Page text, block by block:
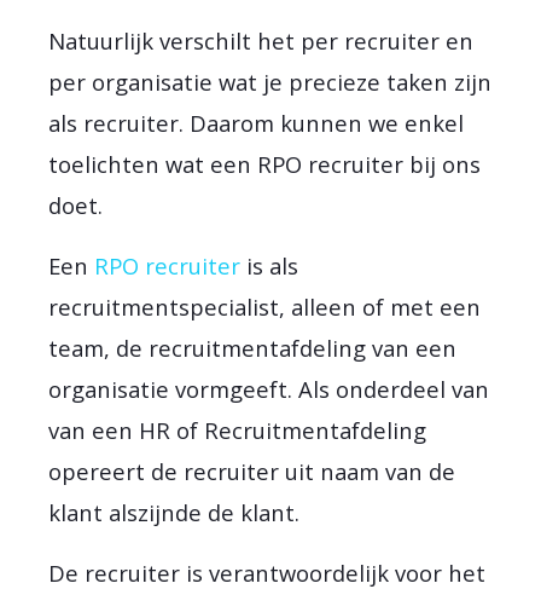
Natuurlijk verschilt het per recruiter en
per organisatie wat je precieze taken zijn
als recruiter. Daarom kunnen we enkel
toelichten wat een RPO recruiter bij ons
doet.
Een RPO recruiter is als
recruitmentspecialist, alleen of met een
team, de recruitmentafdeling van een
organisatie vormgeeft. Als onderdeel van
van een HR of Recruitmentafdeling
opereert de recruiter uit naam van de
klant alszijnde de klant.
De recruiter is verantwoordelijk voor het